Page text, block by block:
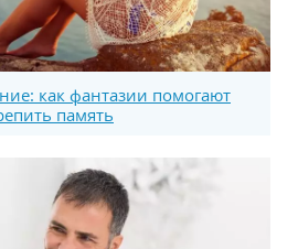
как фантазии помогают
память